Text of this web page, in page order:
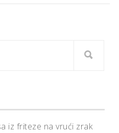
iz friteze na vrući zrak